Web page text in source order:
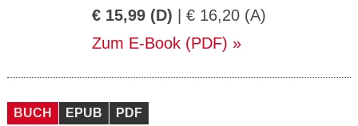
€ 15,99 (D) | € 16,20 (A)
Zum E-Book (PDF)
BUCH EPUB PDF